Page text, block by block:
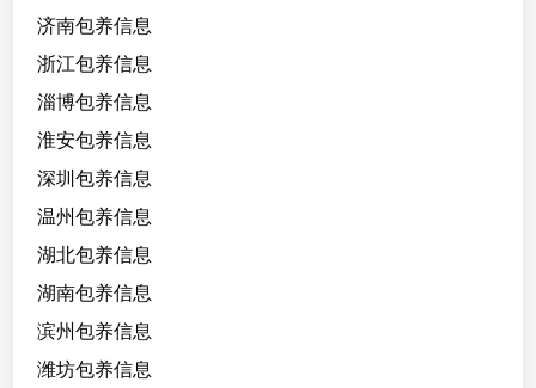
济南包养信息
浙江包养信息
淄博包养信息
淮安包养信息
深圳包养信息
温州包养信息
湖北包养信息
湖南包养信息
滨州包养信息
潍坊包养信息